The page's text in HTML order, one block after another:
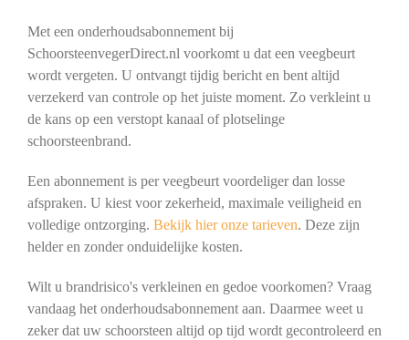
Met een onderhoudsabonnement bij
SchoorsteenvegerDirect.nl voorkomt u dat een veegbeurt
wordt vergeten. U ontvangt tijdig bericht en bent altijd
verzekerd van controle op het juiste moment. Zo verkleint u
de kans op een verstopt kanaal of plotselinge
schoorsteenbrand.
Een abonnement is per veegbeurt voordeliger dan losse
afspraken. U kiest voor zekerheid, maximale veiligheid en
volledige ontzorging. Bekijk hier onze tarieven. Deze zijn
helder en zonder onduidelijke kosten.
Wilt u brandrisico's verkleinen en gedoe voorkomen? Vraag
vandaag het onderhoudsabonnement aan. Daarmee weet u
zeker dat uw schoorsteen altijd op tijd wordt gecontroleerd en